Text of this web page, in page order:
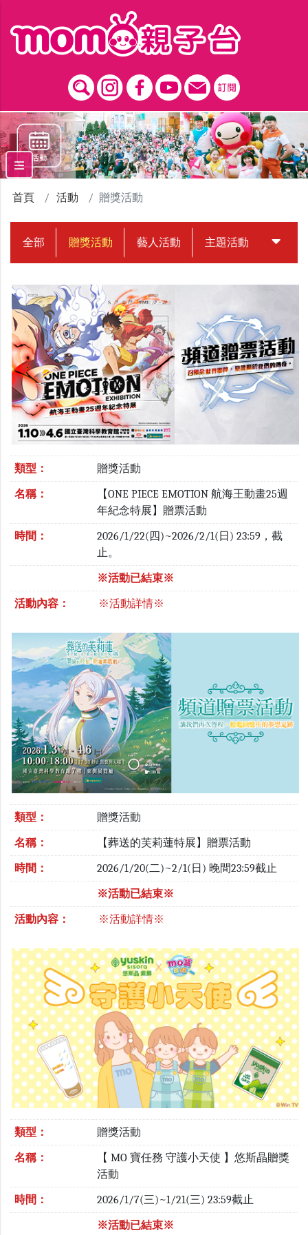
首頁 活動 贈獎活動
全部 贈獎活動 藝人活動 主題活動 中獎名
類型： 贈獎活動
名稱：
【ONE PIECE EMOTION 航海王動畫25週
年紀念特展】贈票活動
時間：
2026/1/22(四)~2026/2/1(日) 23:59，截
止。
※活動已結束※
活動內容： ※活動詳情※
類型： 贈獎活動
名稱： 【葬送的芙莉蓮特展】贈票活動
時間： 2026/1/20(二)~2/1(日) 晚間23:59截止
※活動已結束※
活動內容： ※活動詳情※
類型： 贈獎活動
名稱：
【 MO 寶任務 守護小天使 】悠斯晶贈獎
活動
時間： 2026/1/7(三)~1/21(三) 23:59截止
※活動已結束※